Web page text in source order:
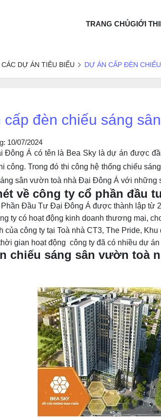
TRANG CHỦGIỚI
CÁC DỰ ÁN TIÊU BIỂU DỰ ÁN CẤP ĐÈN
cấp đèn chiếu sáng
10/07/2024
Đông Á có tên là Bea Sky là dự án được
công. Trong đó thi công hệ thống chiếu
sân vườn toà nhà Đại Đông Á với những
về công ty cổ phần đầu
Đầu Tư Đại Đông Á được thành lập từ
ty có hoạt động kinh doanh thương mại,
của công ty tại Toà nhà CT3, The Pride,
gian hoạt động công ty đã có nhiều dự
chiếu sáng sân vườn toà